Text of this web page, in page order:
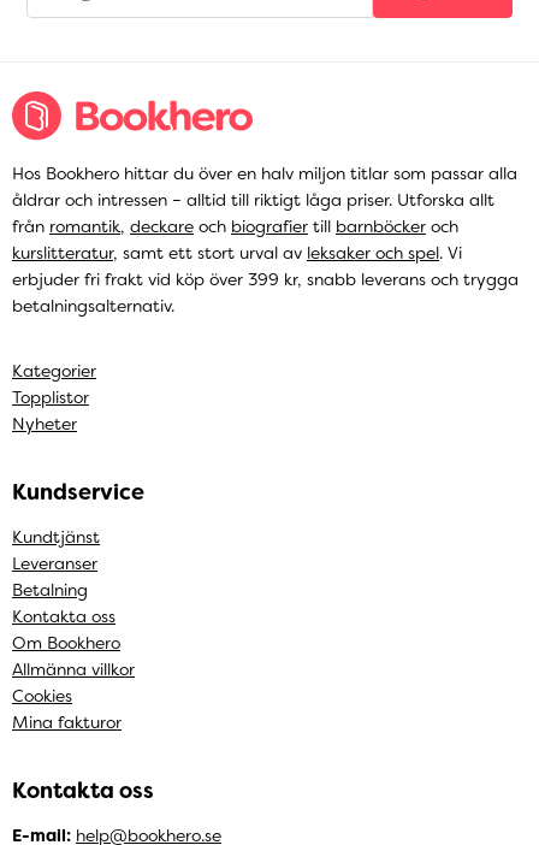
Hos Bookhero hittar du över en halv miljon titlar som passar alla
åldrar och intressen – alltid till riktigt låga priser. Utforska allt
från romantik, deckare och biografier till barnböcker och
kurslitteratur, samt ett stort urval av leksaker och spel. Vi
erbjuder fri frakt vid köp över 399 kr, snabb leverans och trygga
betalningsalternativ.
Kategorier
Topplistor
Nyheter
Kundservice
Kundtjänst
Leveranser
Betalning
Kontakta oss
Om Bookhero
Allmänna villkor
Cookies
Mina fakturor
Kontakta oss
E-mail: help@bookhero.se